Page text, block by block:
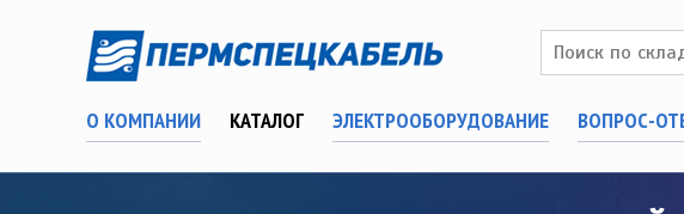
О КОМПАНИИ КАТАЛОГ ЭЛЕКТРООБОРУДОВАНИЕ ВОПРОС-